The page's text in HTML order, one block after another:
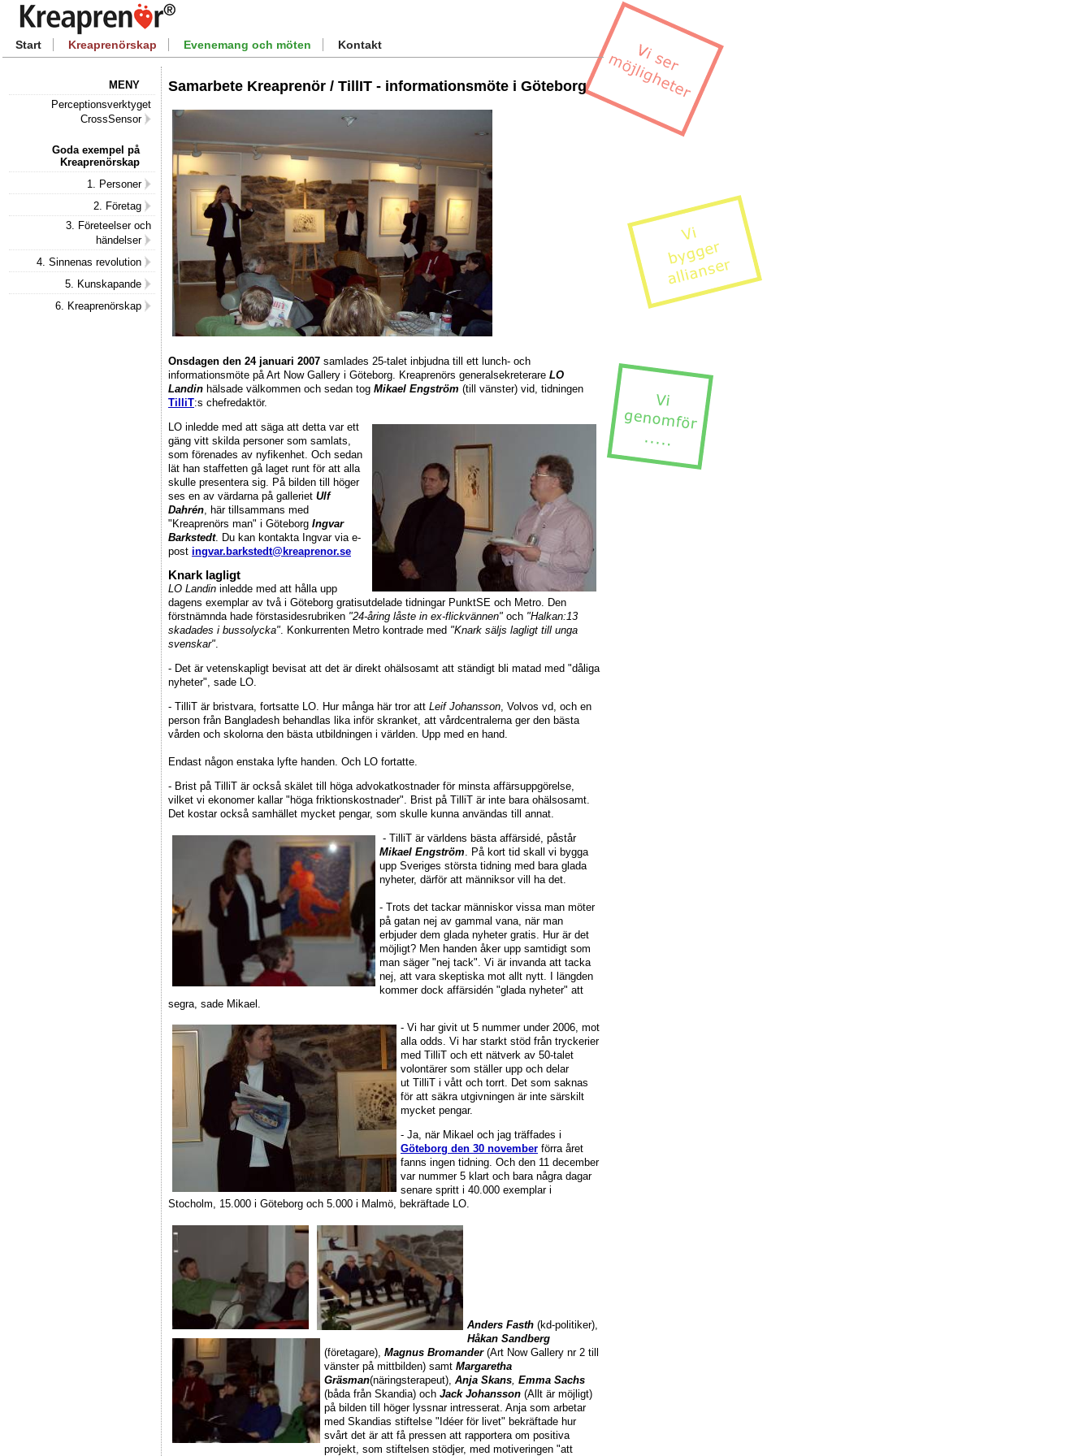
Start Kreaprenörskap Evenemang och möten Kontakt
MENY
Perceptionsverktyget
CrossSensor
Goda exempel på
Kreaprenörskap
1. Personer
2. Företag
3. Företeelser och
händelser
4. Sinnenas revolution
5. Kunskapande
6. Kreaprenörskap
Samarbete Kreaprenör / TillIT - informationsmöte i Göteborg
Onsdagen den 24 januari 2007 samlades 25-talet inbjudna till ett lunch- och
informationsmöte på Art Now Gallery i Göteborg. Kreaprenörs generalsekreterare LO
Landin hälsade välkommen och sedan tog Mikael Engström (till vänster) vid, tidningen
TilliT:s chefredaktör.
LO inledde med att säga att detta var ett
gäng vitt skilda personer som samlats,
som förenades av nyfikenhet. Och sedan
lät han staffetten gå laget runt för att alla
skulle presentera sig. På bilden till höger
ses en av värdarna på galleriet Ulf
Dahrén , här tillsammans med
"Kreaprenörs man" i Göteborg Ingvar
Barkstedt. Du kan kontakta Ingvar via e-
post ingvar.barkstedt@kreaprenor.se
Knark lagligt
LO Landin inledde med att hålla upp
dagens exemplar av två i Göteborg gratisutdelade tidningar PunktSE och Metro. Den
förstnämnda hade förstasidesrubriken "24-åring låste in ex-flickvännen" och "Halkan:13
skadades i bussolycka". Konkurrenten Metro kontrade med "Knark säljs lagligt till unga
svenskar".
- Det är vetenskapligt bevisat att det är direkt ohälsosamt att ständigt bli matad med "dåliga
nyheter", sade LO.
- TilliT är bristvara, fortsatte LO. Hur många här tror att Leif Johansson , Volvos vd, och en
person från Bangladesh behandlas lika inför skranket, att vårdcentralerna ger den bästa
vården och skolorna den bästa utbildningen i världen. Upp med en hand.
Endast någon enstaka lyfte handen. Och LO fortatte.
- Brist på TilliT är också skälet till höga advokatkostnader för minsta affärsuppgörelse,
vilket vi ekonomer kallar "höga friktionskostnader". Brist på TilliT är inte bara ohälsosamt.
Det kostar också samhället mycket pengar, som skulle kunna användas till annat.
- TilliT är världens bästa affärsidé, påstår
Mikael Engström . På kort tid skall vi bygga
upp Sveriges största tidning med bara glada
nyheter, därför att männiksor vill ha det.
- Trots det tackar människor vissa man möter
på gatan nej av gammal vana, när man
erbjuder dem glada nyheter gratis. Hur är det
möjligt? Men handen åker upp samtidigt som
man säger "nej tack". Vi är invanda att tacka
nej, att vara skeptiska mot allt nytt. I längden
kommer dock affärsidén "glada nyheter" att
segra, sade Mikael.
- Vi har givit ut 5 nummer under 2006, mot
alla odds. Vi har starkt stöd från tryckerier
med TilliT och ett nätverk av 50-talet
volontärer som ställer upp och delar
ut TilliT i vått och torrt. Det som saknas
för att säkra utgivningen är inte särskilt
mycket pengar.
- Ja, när Mikael och jag träffades i
Göteborg den 30 november förra året
fanns ingen tidning. Och den 11 december
var nummer 5 klart och bara några dagar
senare spritt i 40.000 exemplar i
Stocholm, 15.000 i Göteborg och 5.000 i Malmö, bekräftade LO.
Anders Fasth (kd-politiker),
Håkan Sandberg
(företagare), Magnus Bromander(Art Now Gallery nr 2 till
vänster på mittbilden) samt Margaretha
Gräsman(näringsterapeut), Anja Skans, Emma Sachs
(båda från Skandia) och Jack Johansson (Allt är möjligt)
på bilden till höger lyssnar intresserat. Anja som arbetar
med Skandias stiftelse "Idéer för livet" bekräftade hur
svårt det är att få pressen att rapportera om positiva
projekt, som stiftelsen stödjer, med motiveringen "att